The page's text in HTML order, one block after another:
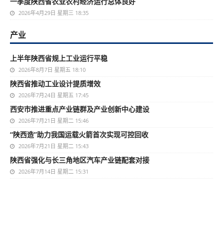
2026年4月29日 星期三 18:35
产业
上半年陕西省规上工业运行平稳
2026年8月7日 星期五 18:10
陕西省推动工业设计提质增效
2026年7月24日 星期五 17:45
西安市推进重点产业链群及产业创新中心建设
2026年7月21日 星期二 15:46
“陕西造”助力我国运载火箭首次实现可控回收
2026年7月21日 星期二 15:43
陕西省强化与长三角地区汽车产业链配套对接
2026年7月14日 星期二 15:31